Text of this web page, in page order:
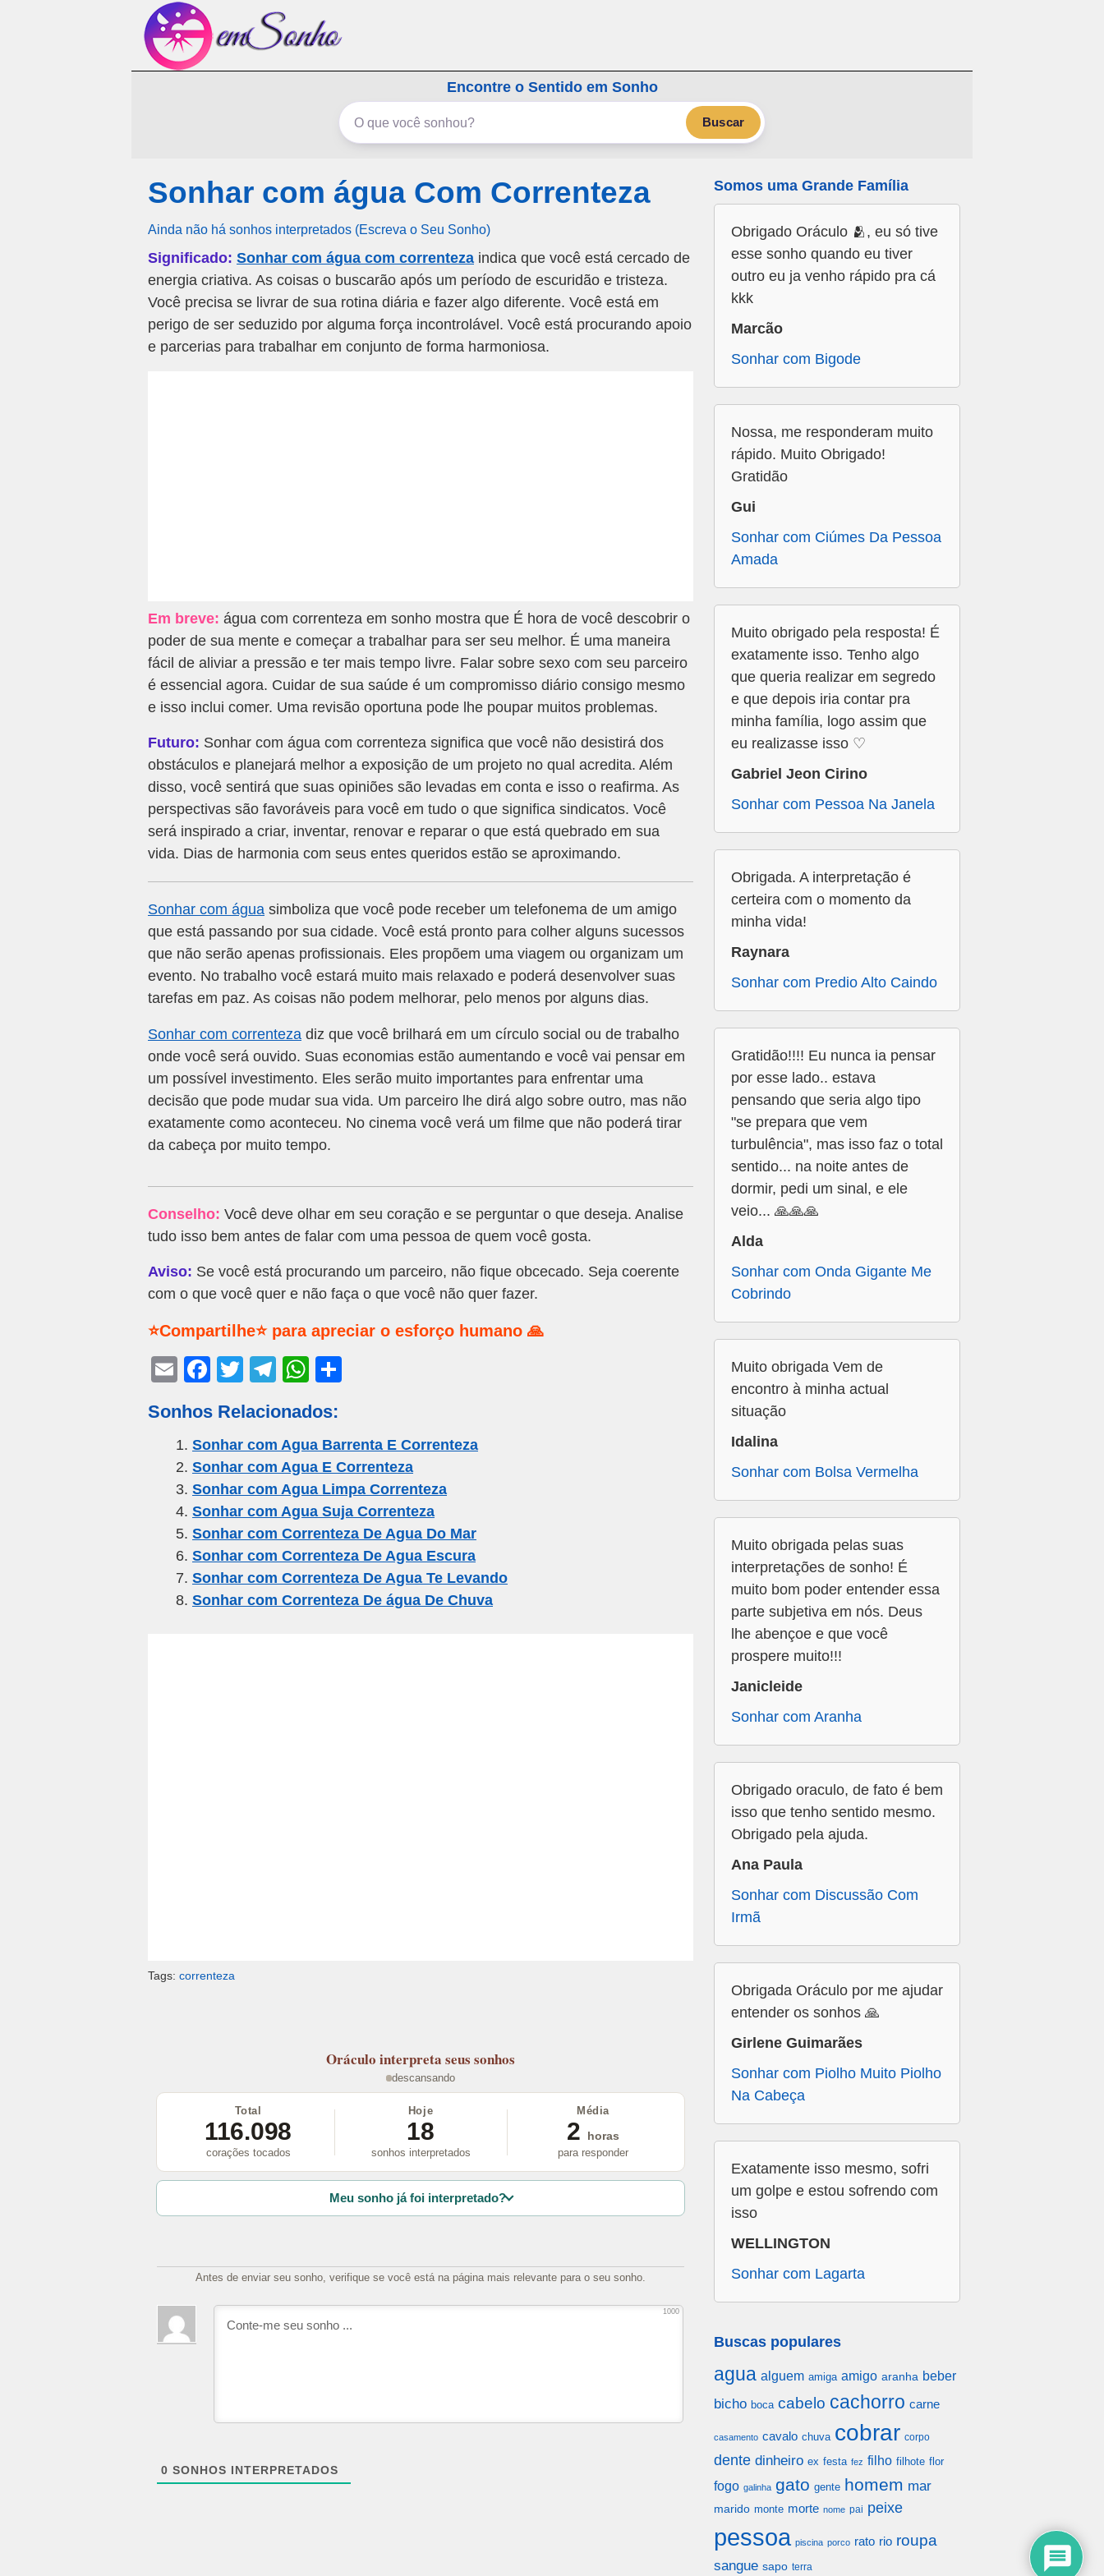
Encontre o Sentido em Sonho
Buscar
Sonhar com água Com Correnteza
Ainda não há sonhos interpretados (Escreva o Seu Sonho)
Significado: Sonhar com água com correnteza indica que você está cercado de
energia criativa. As coisas o buscarão após um período de escuridão e tristeza.
Você precisa se livrar de sua rotina diária e fazer algo diferente. Você está em
perigo de ser seduzido por alguma força incontrolável. Você está procurando apoio
e parcerias para trabalhar em conjunto de forma harmoniosa.
Em breve: água com correnteza em sonho mostra que É hora de você descobrir o
poder de sua mente e começar a trabalhar para ser seu melhor. É uma maneira
fácil de aliviar a pressão e ter mais tempo livre. Falar sobre sexo com seu parceiro
é essencial agora. Cuidar de sua saúde é um compromisso diário consigo mesmo
e isso inclui comer. Uma revisão oportuna pode lhe poupar muitos problemas.
Futuro: Sonhar com água com correnteza significa que você não desistirá dos
obstáculos e planejará melhor a exposição de um projeto no qual acredita. Além
disso, você sentirá que suas opiniões são levadas em conta e isso o reafirma. As
perspectivas são favoráveis para você em tudo o que significa sindicatos. Você
será inspirado a criar, inventar, renovar e reparar o que está quebrado em sua
vida. Dias de harmonia com seus entes queridos estão se aproximando.
Sonhar com água simboliza que você pode receber um telefonema de um amigo
que está passando por sua cidade. Você está pronto para colher alguns sucessos
que não serão apenas profissionais. Eles propõem uma viagem ou organizam um
evento. No trabalho você estará muito mais relaxado e poderá desenvolver suas
tarefas em paz. As coisas não podem melhorar, pelo menos por alguns dias.
Sonhar com correnteza diz que você brilhará em um círculo social ou de trabalho
onde você será ouvido. Suas economias estão aumentando e você vai pensar em
um possível investimento. Eles serão muito importantes para enfrentar uma
decisão que pode mudar sua vida. Um parceiro lhe dirá algo sobre outro, mas não
exatamente como aconteceu. No cinema você verá um filme que não poderá tirar
da cabeça por muito tempo.
Conselho: Você deve olhar em seu coração e se perguntar o que deseja. Analise
tudo isso bem antes de falar com uma pessoa de quem você gosta.
Aviso: Se você está procurando um parceiro, não fique obcecado. Seja coerente
com o que você quer e não faça o que você não quer fazer.
⭐Compartilhe⭐ para apreciar o esforço humano 🙏
E
ail
F
c
e
b
o
o
k
T
tt
er
T
e
gr
a
m
W
at
s
A
p
p
e
Sonhos Relacionados:
Sonhar com Agua Barrenta E Correnteza
Sonhar com Agua E Correnteza
Sonhar com Agua Limpa Correnteza
Sonhar com Agua Suja Correnteza
Sonhar com Correnteza De Agua Do Mar
Sonhar com Correnteza De Agua Escura
Sonhar com Correnteza De Agua Te Levando
Sonhar com Correnteza De água De Chuva
Tags: correnteza
Oráculo interpreta seus sonhos
descansando
Total
116.098
corações tocados
Hoje
18
sonhos interpretados
Média
2
horas
para responder
Meu sonho já foi interpretado?
Antes de enviar seu sonho, verifique se você está na página mais relevante para o seu sonho.
1000
0 SONHOS INTERPRETADOS
Somos uma Grande Família
Obrigado Oráculo 🫂, eu só tive
esse sonho quando eu tiver
outro eu ja venho rápido pra cá
kkk
Marcão
Sonhar com Bigode
Nossa, me responderam muito
rápido. Muito Obrigado!
Gratidão
Gui
Sonhar com Ciúmes Da Pessoa
Amada
Muito obrigado pela resposta! É
exatamente isso. Tenho algo
que queria realizar em segredo
e que depois iria contar pra
minha família, logo assim que
eu realizasse isso ♡
Gabriel Jeon Cirino
Sonhar com Pessoa Na Janela
Obrigada. A interpretação é
certeira com o momento da
minha vida!
Raynara
Sonhar com Predio Alto Caindo
Gratidão!!!! Eu nunca ia pensar
por esse lado.. estava
pensando que seria algo tipo
"se prepara que vem
turbulência", mas isso faz o total
sentido... na noite antes de
dormir, pedi um sinal, e ele
veio... 🙏🙏🙏
Alda
Sonhar com Onda Gigante Me
Cobrindo
Muito obrigada Vem de
encontro à minha actual
situação
Idalina
Sonhar com Bolsa Vermelha
Muito obrigada pelas suas
interpretações de sonho! É
muito bom poder entender essa
parte subjetiva em nós. Deus
lhe abençoe e que você
prospere muito!!!
Janicleide
Sonhar com Aranha
Obrigado oraculo, de fato é bem
isso que tenho sentido mesmo.
Obrigado pela ajuda.
Ana Paula
Sonhar com Discussão Com
Irmã
Obrigada Oráculo por me ajudar
entender os sonhos 🙏
Girlene Guimarães
Sonhar com Piolho Muito Piolho
Na Cabeça
Exatamente isso mesmo, sofri
um golpe e estou sofrendo com
isso
WELLINGTON
Sonhar com Lagarta
Buscas populares
agua alguem amiga amigo aranha beber
bicho boca cabelo cachorro carne
casamento cavalo chuva cobrar corpo
dente dinheiro ex festa fez filho filhote flor
fogo galinha gato gente homem mar
marido monte morte nome pai peixe
pessoa piscina porco rato rio roupa
sangue sapo terra